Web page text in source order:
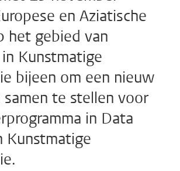
en Aziatische
het gebied van
Kunstmatige
bijeen om een nieuw
samen te stellen voor
in Data
Kunstmatige